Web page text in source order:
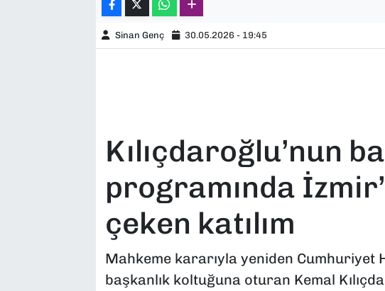
Sinan Genç 30.05.2026 - 19:45
Kılıçdaroğlu’nun
programında
çeken katılım
Mahkeme kararıyla yeniden Cumhuriyet
başkanlık koltuğuna oturan Kemal